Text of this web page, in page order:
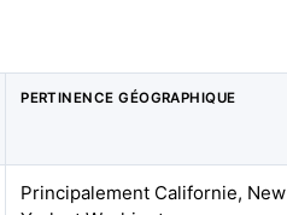
PERTINENCE GÉOGRAPHIQUE
Principalement Californie, New